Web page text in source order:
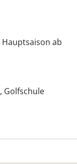
Hauptsaison ab
Golfschule